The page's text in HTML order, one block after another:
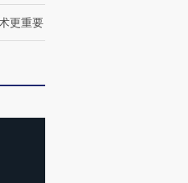
视线｜“入侵”还是“人道危
更重要